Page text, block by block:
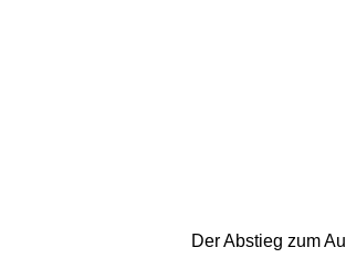
Der Abstieg zum